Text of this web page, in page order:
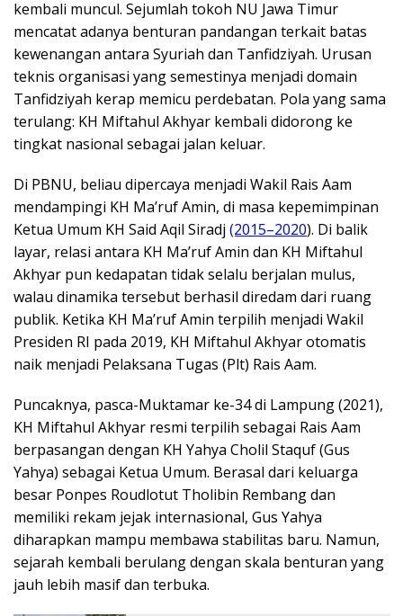
kembali muncul. Sejumlah tokoh NU Jawa Timur
mencatat adanya benturan pandangan terkait batas
kewenangan antara Syuriah dan Tanfidziyah. Urusan
teknis organisasi yang semestinya menjadi domain
Tanfidziyah kerap memicu perdebatan. Pola yang sama
terulang: KH Miftahul Akhyar kembali didorong ke
tingkat nasional sebagai jalan keluar.
Di PBNU, beliau dipercaya menjadi Wakil Rais Aam
mendampingi KH Ma’ruf Amin, di masa kepemimpinan
Ketua Umum KH Said Aqil Siradj (2015–2020). Di balik
layar, relasi antara KH Ma’ruf Amin dan KH Miftahul
Akhyar pun kedapatan tidak selalu berjalan mulus,
walau dinamika tersebut berhasil diredam dari ruang
publik. Ketika KH Ma’ruf Amin terpilih menjadi Wakil
Presiden RI pada 2019, KH Miftahul Akhyar otomatis
naik menjadi Pelaksana Tugas (Plt) Rais Aam.
Puncaknya, pasca-Muktamar ke-34 di Lampung (2021),
KH Miftahul Akhyar resmi terpilih sebagai Rais Aam
berpasangan dengan KH Yahya Cholil Staquf (Gus
Yahya) sebagai Ketua Umum. Berasal dari keluarga
besar Ponpes Roudlotut Tholibin Rembang dan
memiliki rekam jejak internasional, Gus Yahya
diharapkan mampu membawa stabilitas baru. Namun,
sejarah kembali berulang dengan skala benturan yang
jauh lebih masif dan terbuka.